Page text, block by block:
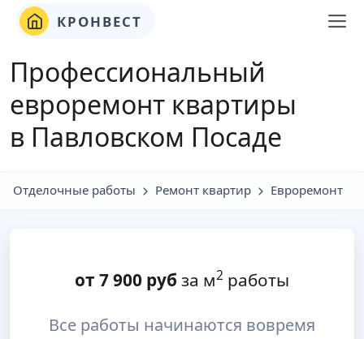
КРОНВЕСТ
Профессиональный
евроремонт квартиры
в Павловском Посаде
Отделочные работы Ремонт квартир Евроремонт
от 7 900 руб за м2 работы
Все работы начинаются вовремя